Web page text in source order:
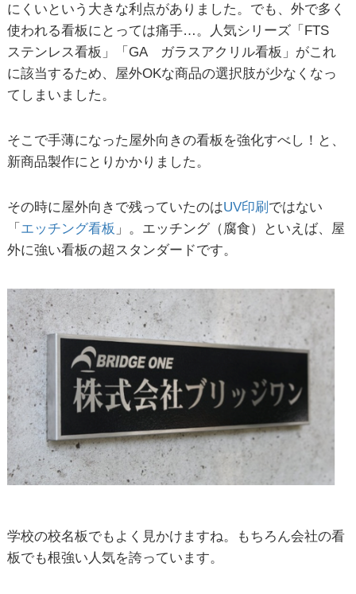
にくいという大きな利点がありました。でも、外で多く
使われる看板にとっては痛手… 。人気シリーズ「 FTS
ステンレス看板」「 GAガラスアクリル看板」がこれ
に該当するため、屋外OKな商品の選択肢が少なくなっ
てしまいました。
そこで手薄になった屋外向きの看板を強化すべし！と、
新商品製作にとりかかりました。
その時に屋外向きで残っていたのはUV印刷 ではない
「 エッチング看板 」。エッチング（腐食）といえば、屋
外に強い看板の超スタンダードです。
学校の校名板でもよく見かけますね。もちろん会社の看
板でも根強い人気を誇っています。